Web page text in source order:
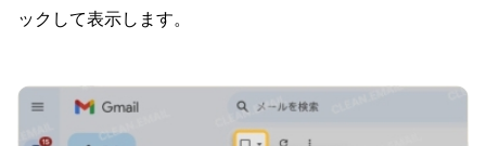
ックして表示します。